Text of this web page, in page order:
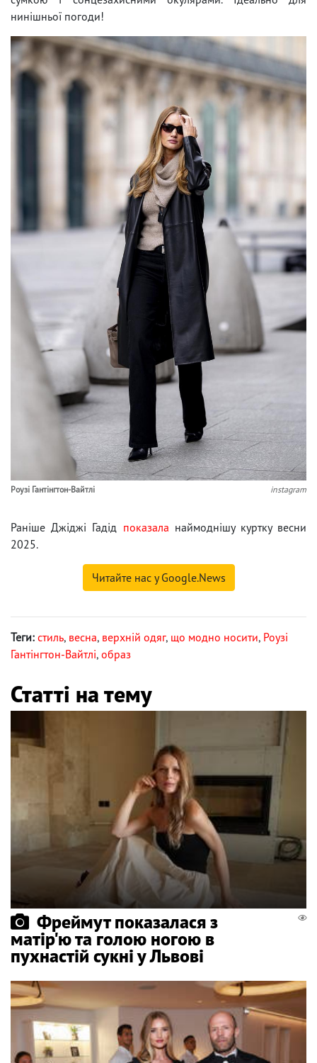
нинішньої погоди!
Роузі Гантінгтон-Вайтлі instagram
Раніше Джіджі Гадід показала наймоднішу куртку весни
2025.
Читайте нас у Google.News
Теги: стиль, весна, верхній одяг, що модно носити, Роузі
Гантінгтон-Вайтлі, образ
Статті на тему
Фреймут показалася з
матір'ю та голою ногою в
пухнастій сукні у Львові